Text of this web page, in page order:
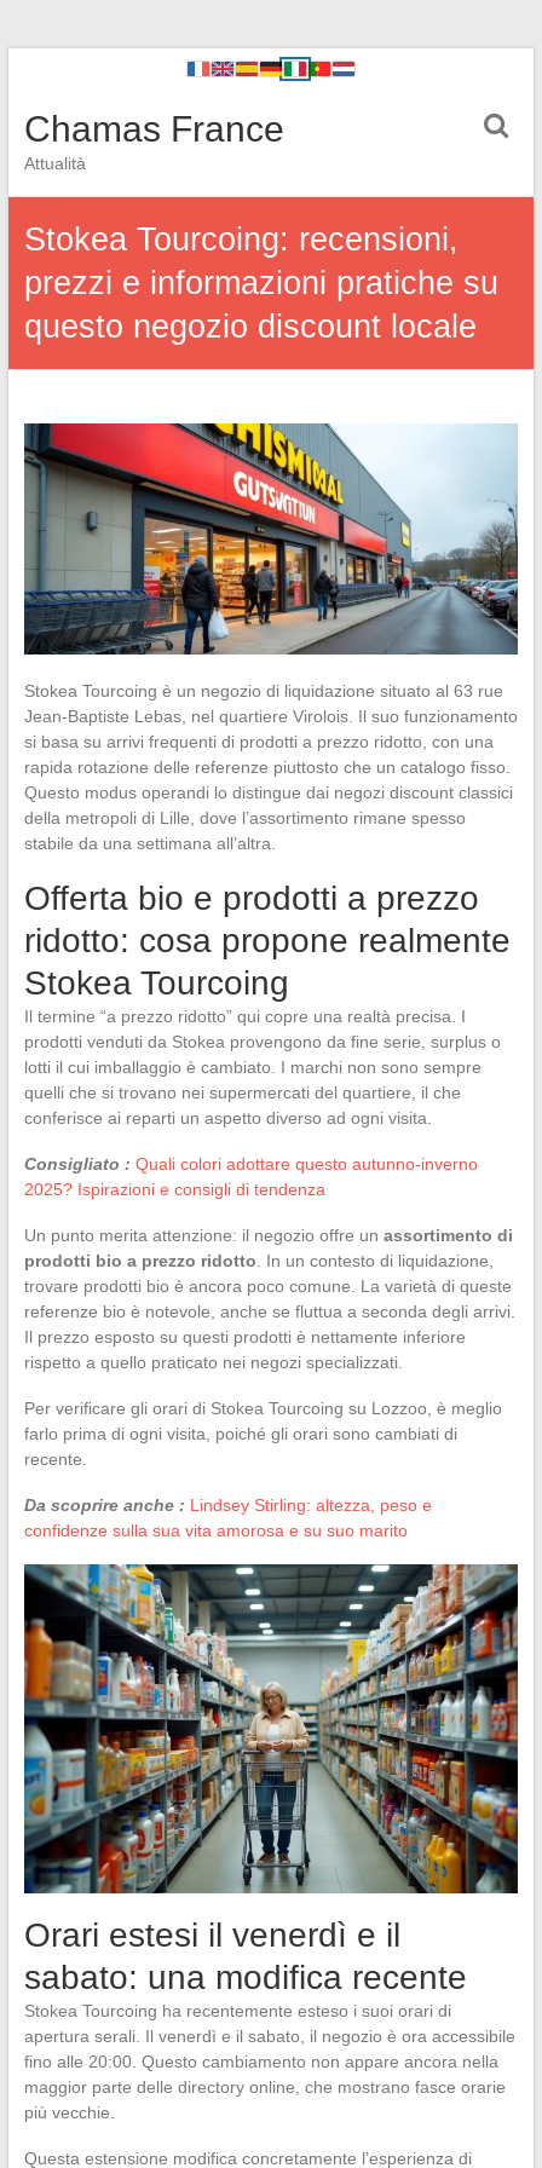
Chamas France
Attualità
Stokea Tourcoing: recensioni,
prezzi e informazioni pratiche su
questo negozio discount locale
Stokea Tourcoing è un negozio di liquidazione situato al 63 rue
Jean-Baptiste Lebas, nel quartiere Virolois. Il suo funzionamento
si basa su arrivi frequenti di prodotti a prezzo ridotto, con una
rapida rotazione delle referenze piuttosto che un catalogo fisso.
Questo modus operandi lo distingue dai negozi discount classici
della metropoli di Lille, dove l’assortimento rimane spesso
stabile da una settimana all’altra.
Offerta bio e prodotti a prezzo
ridotto: cosa propone realmente
Stokea Tourcoing
Il termine “a prezzo ridotto” qui copre una realtà precisa. I
prodotti venduti da Stokea provengono da fine serie, surplus o
lotti il cui imballaggio è cambiato. I marchi non sono sempre
quelli che si trovano nei supermercati del quartiere, il che
conferisce ai reparti un aspetto diverso ad ogni visita.
Consigliato : Quali colori adottare questo autunno-inverno
2025? Ispirazioni e consigli di tendenza
Un punto merita attenzione: il negozio offre un assortimento di
prodotti bio a prezzo ridotto . In un contesto di liquidazione,
trovare prodotti bio è ancora poco comune. La varietà di queste
referenze bio è notevole, anche se fluttua a seconda degli arrivi.
Il prezzo esposto su questi prodotti è nettamente inferiore
rispetto a quello praticato nei negozi specializzati.
Per verificare gli orari di Stokea Tourcoing su Lozzoo, è meglio
farlo prima di ogni visita, poiché gli orari sono cambiati di
recente.
Da scoprire anche : Lindsey Stirling: altezza, peso e
confidenze sulla sua vita amorosa e su suo marito
Orari estesi il venerdì e il
sabato: una modifica recente
Stokea Tourcoing ha recentemente esteso i suoi orari di
apertura serali. Il venerdì e il sabato, il negozio è ora accessibile
fino alle 20:00. Questo cambiamento non appare ancora nella
maggior parte delle directory online, che mostrano fasce orarie
più vecchie.
Questa estensione modifica concretamente l’esperienza di